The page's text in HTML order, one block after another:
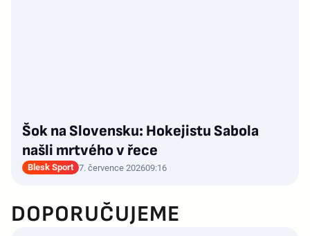
Šok na Slovensku: Hokejistu Sabola
našli mrtvého v řece
Blesk Sport 7. července 202609:16
DOPORUČUJEME